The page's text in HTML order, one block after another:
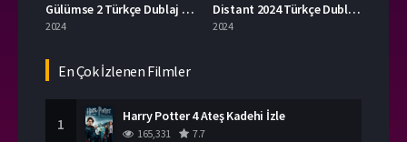
Gülümse 2 Türkçe Dublaj İzle
2024
Distant 2024 Türkçe Dublaj İzle
2024
En Çok İzlenen Filmler
1 Harry Potter 4 Ateş Kadehi İzle
165,331 7.7